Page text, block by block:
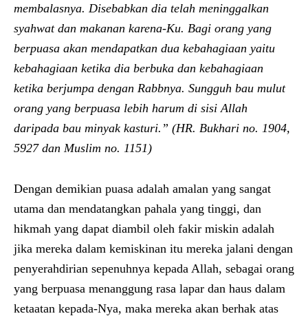
membalasnya. Disebabkan dia telah meninggalkan
syahwat dan makanan karena-Ku. Bagi orang yang
berpuasa akan mendapatkan dua kebahagiaan yaitu
kebahagiaan ketika dia berbuka dan kebahagiaan
ketika berjumpa dengan Rabbnya. Sungguh bau mulut
orang yang berpuasa lebih harum di sisi Allah
daripada bau minyak kasturi.” (HR. Bukhari no. 1904,
5927 dan Muslim no. 1151)
Dengan demikian puasa adalah amalan yang sangat
utama dan mendatangkan pahala yang tinggi, dan
hikmah yang dapat diambil oleh fakir miskin adalah
jika mereka dalam kemiskinan itu mereka jalani dengan
penyerahdirian sepenuhnya kepada Allah, sebagai orang
yang berpuasa menanggung rasa lapar dan haus dalam
ketaatan kepada-Nya, maka mereka akan berhak atas